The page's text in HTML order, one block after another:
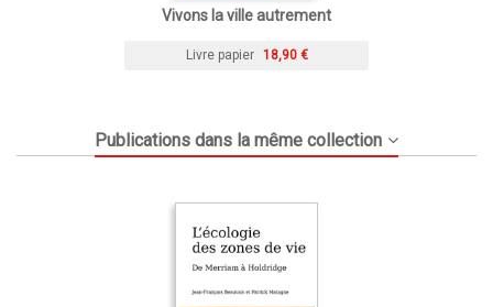
Vivons la ville autrement
Livre papier 18,90 €
Publications dans la même collection